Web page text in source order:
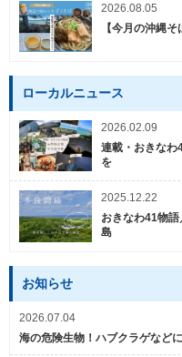
2026.08.05
【今月の沖縄
ローカルニュース
2026.02.09
連載・おきなわ
を
2025.12.22
おきなわ41物
島
お知らせ
2026.07.04
海の危険生物！ハブクラゲなど